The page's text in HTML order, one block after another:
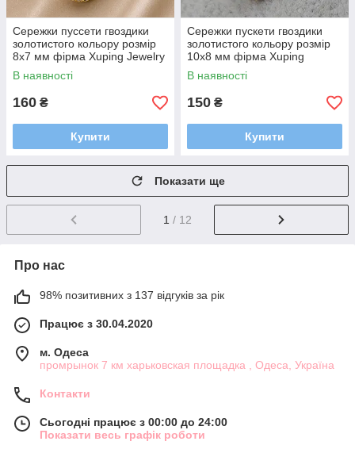
Сережки пуссети гвоздики
золотистого кольору розмір
8х7 мм фірма Xuping Jewelry
із синіми та білими
сапфірами
В наявності
160 ₴
Купити
Сережки пускети гвоздики
золотистого кольору розмір
10х8 мм фірма Xuping
Jewelry крапельки із синіми
фіанітами
В наявності
150 ₴
Купити
Показати ще
1 / 12
Про нас
98% позитивних з 137 відгуків за рік
Працює з 30.04.2020
м. Одеса
промрынок 7 км харьковская площадка , Одеса, Україна
Контакти
Сьогодні працює з 00:00 до 24:00
Показати весь графік роботи